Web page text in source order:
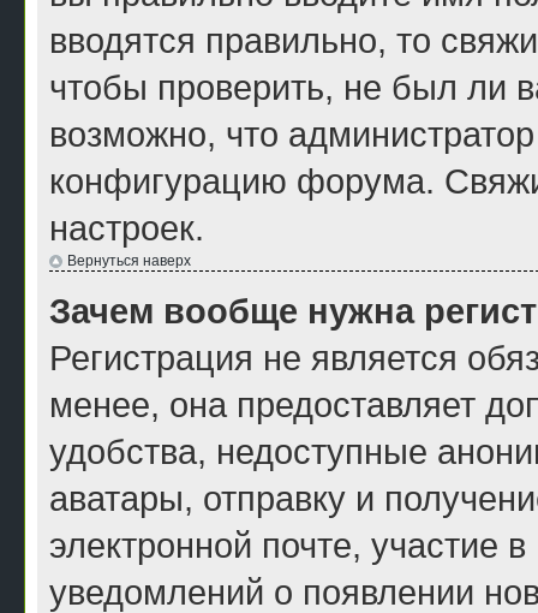
вводятся правильно, то
чтобы проверить, не был ли
возможно, что
конфигурацию форума.
настроек.
Вернуться наверх
Зачем вообще нужна
Регистрация не является
менее, она предоставляет
удобства, недоступные
аватары, отправку и
электронной почте, участие
уведомлений о появлении